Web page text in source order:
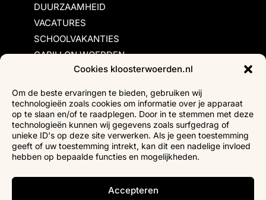
Cookies kloosterwoerden.nl
Om de beste ervaringen te bieden, gebruiken wij
technologieën zoals cookies om informatie over je apparaat
op te slaan en/of te raadplegen. Door in te stemmen met deze
technologieën kunnen wij gegevens zoals surfgedrag of
unieke ID's op deze site verwerken. Als je geen toestemming
geeft of uw toestemming intrekt, kan dit een nadelige invloed
hebben op bepaalde functies en mogelijkheden.
Accepteren
DUURZAAMHEID
VACATURES
SCHOOLVAKANTIES
CARILLON WOERDEN
Inschrijvingsvoorwaarden
Bezoekersvoorwaarden
Huurvoorwaarden
Privacyverklaring
Ticketverkoop